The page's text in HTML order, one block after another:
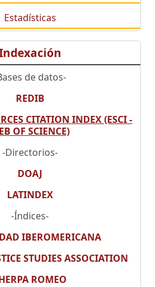
Estadísticas
de datos-
REDIB
CITATION INDEX (ESCI -
OF SCIENCE)
-Directorios-
DOAJ
LATINDEX
-Índices-
IBEROMERICANA
STUDIES ASSOCIATION
ROMEO